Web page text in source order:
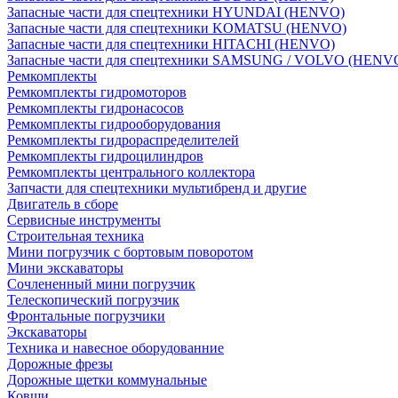
Запасные части для спецтехники HYUNDAI (HENVO)
Запасные части для спецтехники KOMATSU (HENVO)
Запасные части для спецтехники HITACHI (HENVO)
Запасные части для спецтехники SAMSUNG / VOLVO
Ремкомплекты
Ремкомплекты гидромоторов
Ремкомплекты гидронасосов
Ремкомплекты гидрооборудования
Ремкомплекты гидрораспределителей
Ремкомплекты гидроцилиндров
Ремкомплекты центрального коллектора
Запчасти для спецтехники мультибренд и другие
Двигатель в сборе
Сервисные инструменты
Строительная техника
Мини погрузчик с бортовым поворотом
Мини экскаваторы
Сочлененный мини погрузчик
Телескопический погрузчик
Фронтальные погрузчики
Экскаваторы
Техника и навесное оборудованние
Дорожные фрезы
Дорожные щетки коммунальные